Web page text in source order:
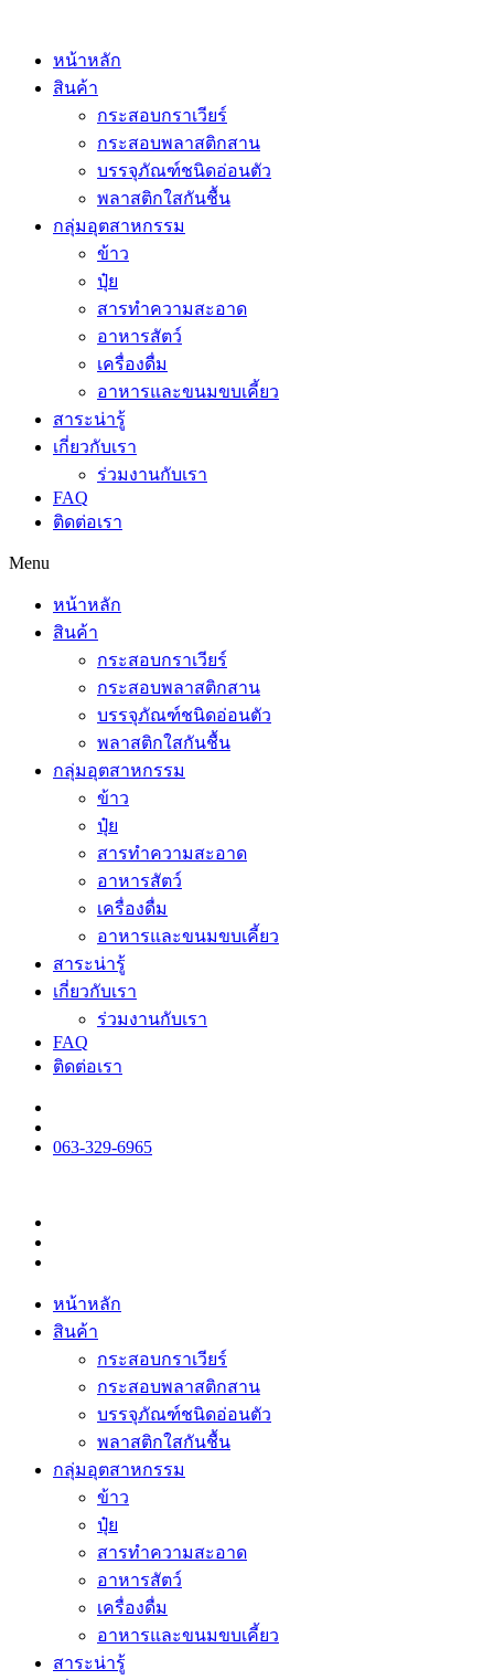
หน้าหลัก
สินค้า
กระสอบกราเวียร์
กระสอบพลาสติกสาน
บรรจุภัณฑ์ชนิดอ่อนตัว
พลาสติกใสกันชื้น
กลุ่มอุตสาหกรรม
ข้าว
ปุ๋ย
สารทำความสะอาด
อาหารสัตว์
เครื่องดื่ม
อาหารและขนมขบเคี้ยว
สาระน่ารู้
เกี่ยวกับเรา
ร่วมงานกับเรา
FAQ
ติดต่อเรา
Menu
หน้าหลัก
สินค้า
กระสอบกราเวียร์
กระสอบพลาสติกสาน
บรรจุภัณฑ์ชนิดอ่อนตัว
พลาสติกใสกันชื้น
กลุ่มอุตสาหกรรม
ข้าว
ปุ๋ย
สารทำความสะอาด
อาหารสัตว์
เครื่องดื่ม
อาหารและขนมขบเคี้ยว
สาระน่ารู้
เกี่ยวกับเรา
ร่วมงานกับเรา
FAQ
ติดต่อเรา
063-329-6965
หน้าหลัก
สินค้า
กระสอบกราเวียร์
กระสอบพลาสติกสาน
บรรจุภัณฑ์ชนิดอ่อนตัว
พลาสติกใสกันชื้น
กลุ่มอุตสาหกรรม
ข้าว
ปุ๋ย
สารทำความสะอาด
อาหารสัตว์
เครื่องดื่ม
อาหารและขนมขบเคี้ยว
สาระน่ารู้